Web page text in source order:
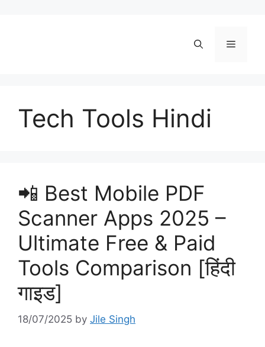
Menu
Tech Tools Hindi
📲 Best Mobile PDF
Scanner Apps 2025 –
Ultimate Free & Paid
Tools Comparison [हिंदी
गाइड]
18/07/2025 by Jile Singh